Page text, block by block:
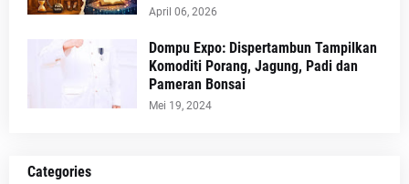
April 06, 2026
Dompu Expo: Dispertambun Tampilkan
Komoditi Porang, Jagung, Padi dan
Pameran Bonsai
Mei 19, 2024
Categories